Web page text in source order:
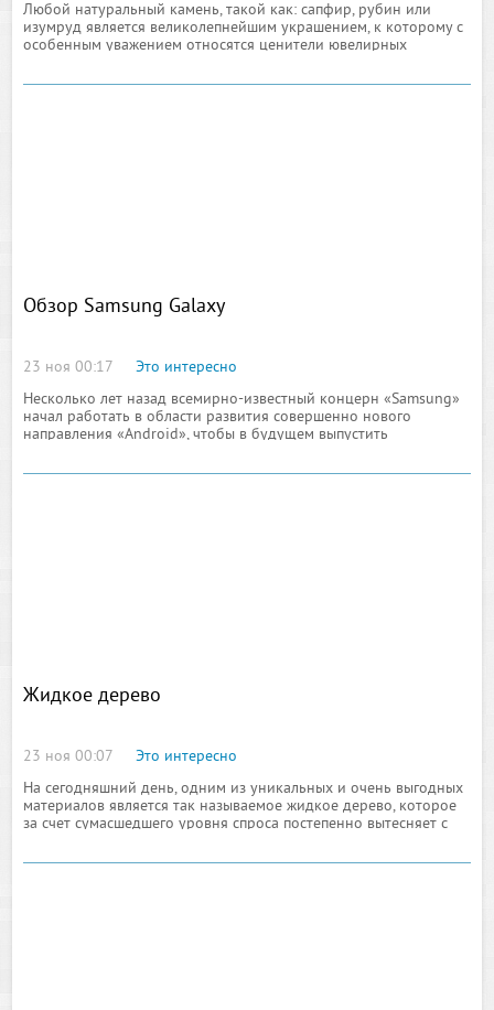
Любой натуральный камень, такой как: сапфир, рубин или
изумруд является великолепнейшим украшением, к которому с
особенным уважением относятся ценители ювелирных
украшений
Обзор Samsung Galaxy
23 ноя 00:17
Это интересно
Несколько лет назад всемирно-известный концерн «Samsung»
начал работать в области развития совершенно нового
направления «Android», чтобы в будущем выпустить
поры прошло совсем
Жидкое дерево
23 ноя 00:07
Это интересно
На сегодняшний день, одним из уникальных и очень выгодных
материалов является так называемое жидкое дерево, которое
за счет сумасшедшего уровня спроса постепенно вытесняет с